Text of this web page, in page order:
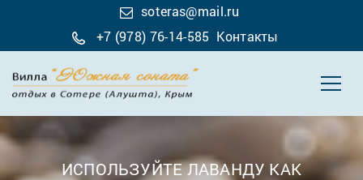
soteras@mail.ru
+7 (978) 76-14-585 Контакты
ИСПОЛЬЗУЙТЕ ЛАВАНДУ КАК